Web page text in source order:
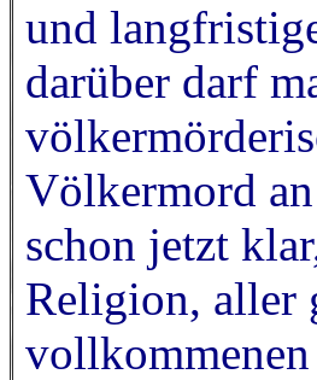
und
darüber darf
Völkermord
schon jetzt
Religion, aller